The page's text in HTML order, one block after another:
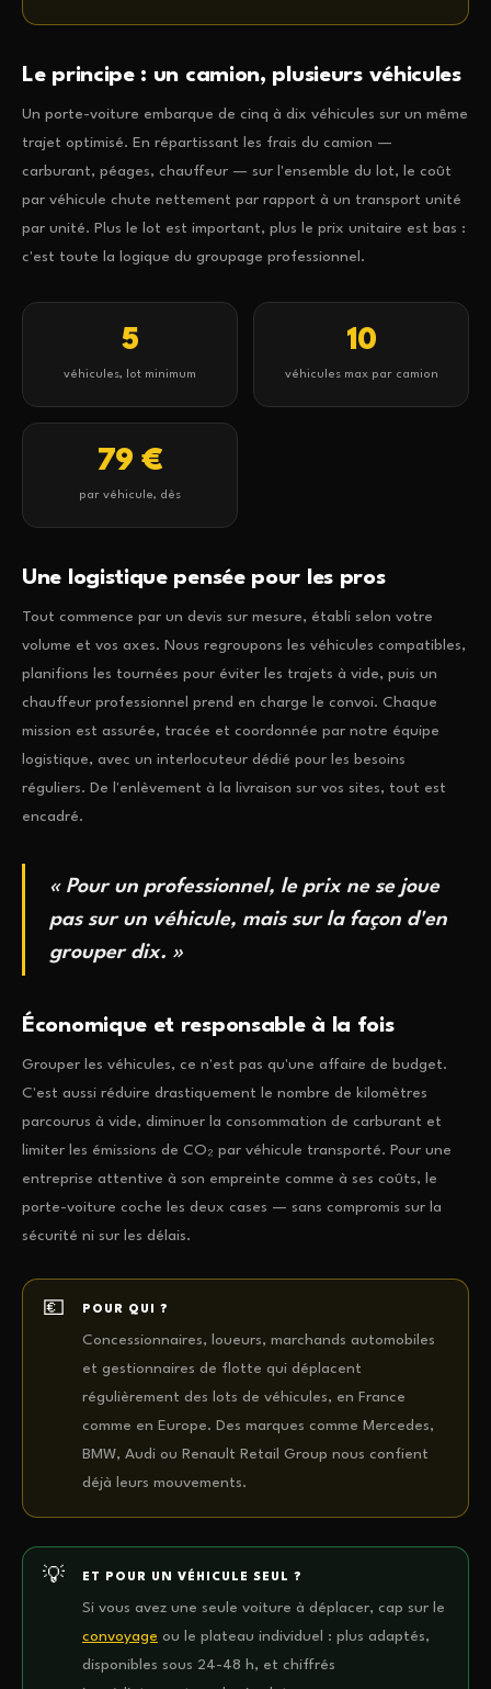
Le principe : un camion, plusieurs véhicules
Un porte-voiture embarque de cinq à dix véhicules sur un même
trajet optimisé. En répartissant les frais du camion —
carburant, péages, chauffeur — sur l'ensemble du lot, le coût
par véhicule chute nettement par rapport à un transport unité
par unité. Plus le lot est important, plus le prix unitaire est bas :
c'est toute la logique du groupage professionnel.
5
véhicules, lot minimum
10
véhicules max par camion
79 €
par véhicule, dès
Une logistique pensée pour les pros
Tout commence par un devis sur mesure, établi selon votre
volume et vos axes. Nous regroupons les véhicules compatibles,
planifions les tournées pour éviter les trajets à vide, puis un
chauffeur professionnel prend en charge le convoi. Chaque
mission est assurée, tracée et coordonnée par notre équipe
logistique, avec un interlocuteur dédié pour les besoins
réguliers. De l'enlèvement à la livraison sur vos sites, tout est
encadré.
« Pour un professionnel, le prix ne se joue
pas sur un véhicule, mais sur la façon d'en
grouper dix. »
Économique et responsable à la fois
Grouper les véhicules, ce n'est pas qu'une affaire de budget.
C'est aussi réduire drastiquement le nombre de kilomètres
parcourus à vide, diminuer la consommation de carburant et
limiter les émissions de CO₂ par véhicule transporté. Pour une
entreprise attentive à son empreinte comme à ses coûts, le
porte-voiture coche les deux cases — sans compromis sur la
sécurité ni sur les délais.
POUR QUI ?
Concessionnaires, loueurs, marchands automobiles
et gestionnaires de flotte qui déplacent
régulièrement des lots de véhicules, en France
comme en Europe. Des marques comme Mercedes,
BMW, Audi ou Renault Retail Group nous confient
déjà leurs mouvements.
ET POUR UN VÉHICULE SEUL ?
Si vous avez une seule voiture à déplacer, cap sur le
convoyage ou le plateau individuel : plus adaptés,
disponibles sous 24-48 h, et chiffrés